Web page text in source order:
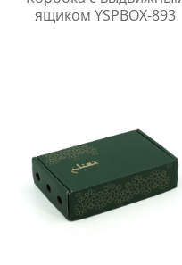
ящиком YSPBOX-893